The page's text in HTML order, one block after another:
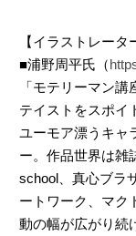
【イラストレータ
■浦野周平氏（
「モテリーマン
テイストをスポイ
ユーモア漂うキャ
ー。作品世界は雑
school、真心ブラ
ートワーク、マク
動の幅が広がり続